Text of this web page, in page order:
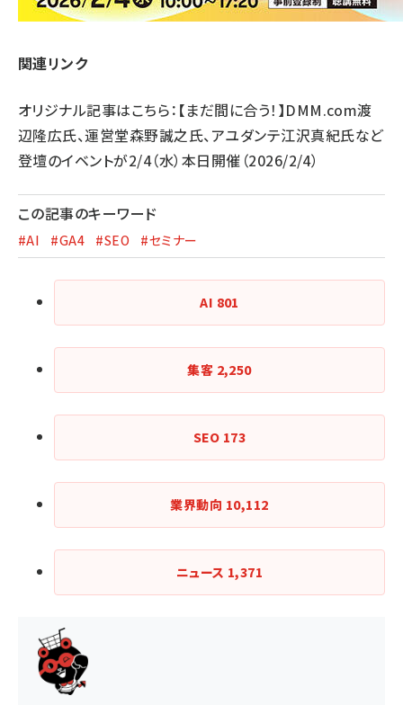
関連リンク
オリジナル記事はこちら： 【まだ間に合う！】DMM.com渡
辺隆広氏、運営堂森野誠之氏、アユダンテ江沢真紀氏など
登壇のイベントが2/4（水）本日開催 （2026/2/4）
この記事のキーワード
#AI #GA4 #SEO #セミナー
AI 801
集客 2,250
SEO 173
業界動向 10,112
ニュース 1,371